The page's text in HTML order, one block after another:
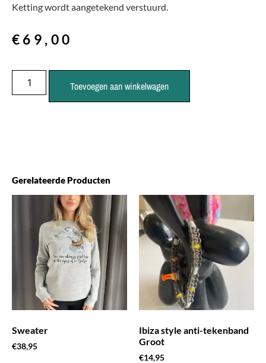
Ketting wordt aangetekend verstuurd.
€ 69,00
Toevoegen aan winkelwagen
Gerelateerde Producten
Sweater
€38,95
Ibiza style anti-tekenband
Groot
€14,95